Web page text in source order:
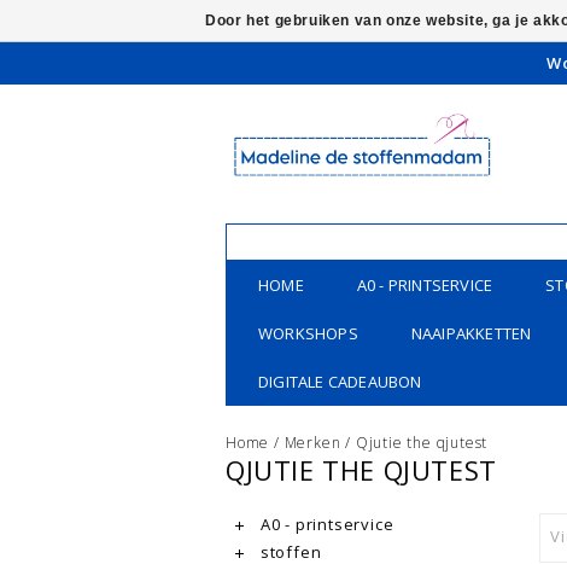
HOME A0 - PRINTSERVICE
WORKSHOPS NAAIPAKKETTEN
DIGITALE CADEAUBON
Home / Merken / Qjutie the qjutest
QJUTIE THE QJUTEST
A0 - printservice
stoffen
Door het gebruiken van onze website, ga je